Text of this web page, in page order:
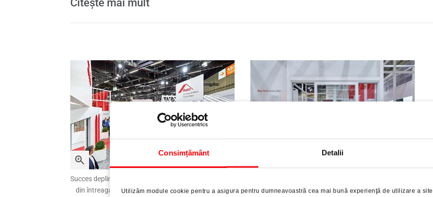
Consimțământ Detalii
Utilizăm module cookie pentru a asigura pentru dumneavoastră cea mai bună experienţă de utilizare a
Citește mai mult
Succes deplin la târgul „Fensterbau Frontale”: Oaspeți
din întreaga lume au venit să viziteze „Roto City” în
paralel pentru elemente de toate formatele, asigură o